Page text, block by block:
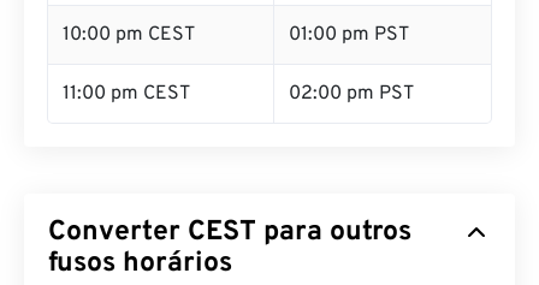
10:00 pm CEST 01:00 pm PST
11:00 pm CEST 02:00 pm PST
Converter CEST para outros
fusos horários